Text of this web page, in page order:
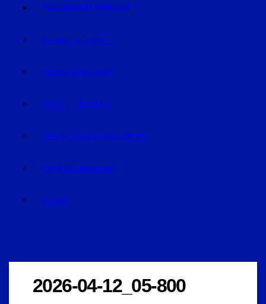
VERANSTALTUNGEN
VERANSTALTUNGEN
REGION STRAUBING
REGION LANDSHUT
REGION DINGOLFING-LANDAU
RAUM DEGGENDORF
BLUVAL
2026-04-12_05-800